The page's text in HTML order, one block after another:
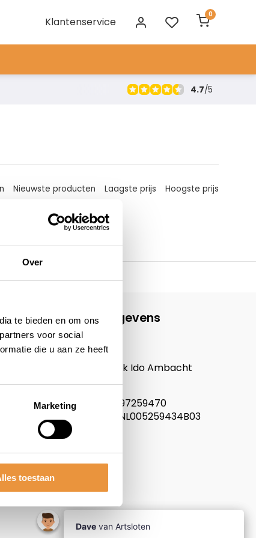
Over
te bieden en om ons
voor social
die u aan ze heeft
Marketing
toestaan
Klantenservice
0
4.7/5
Nieuwste producten Laagste prijs Hoogste prijs
Contactgegevens
ARTsloten.nl
Noordeinde 114
3341LW, Hendrik Ido Ambacht
Nederland
KVK nummer: 97259470
Btw nummer: NL005259434B03